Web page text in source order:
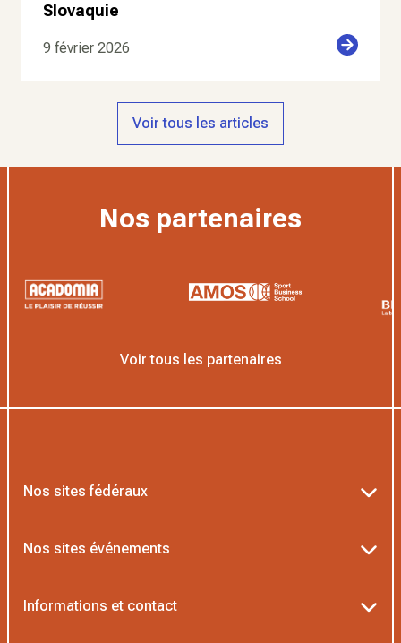
Slovaquie
9 février 2026
Voir tous les articles
Nos partenaires
Voir tous les partenaires
Nos sites fédéraux
Nos sites événements
Informations et contact